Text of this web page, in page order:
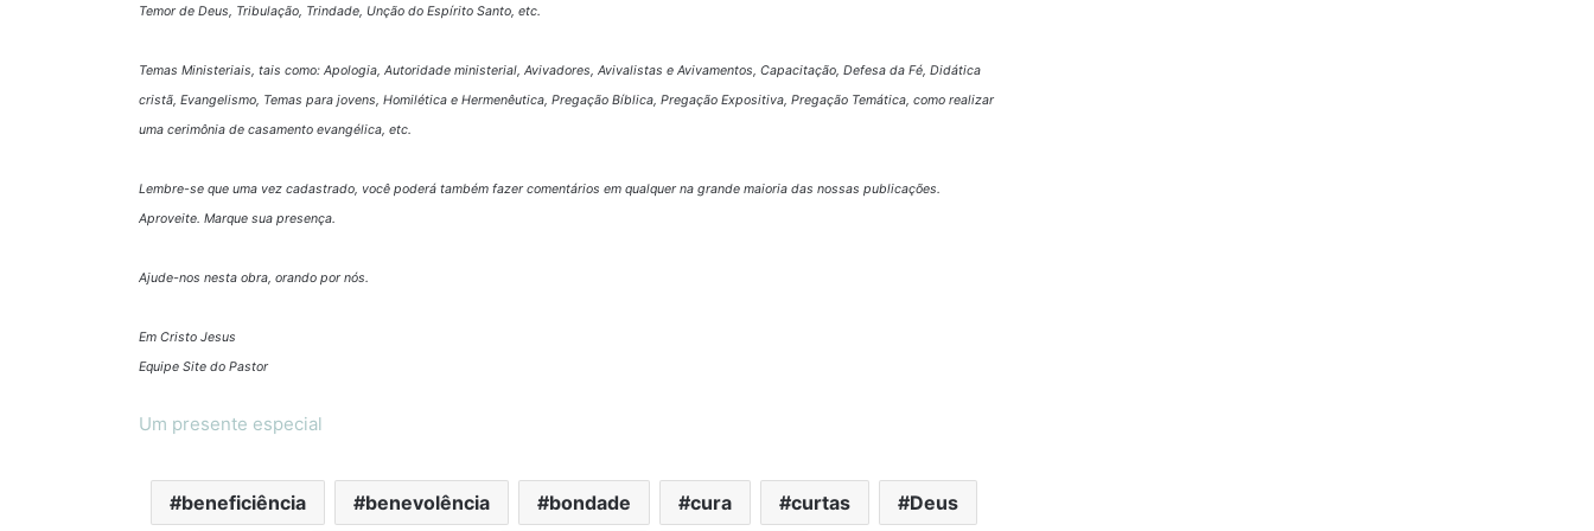
Temor de Deus, Tribulação, Trindade, Unção do Espírito Santo, etc.
Temas Ministeriais, tais como: Apologia, Autoridade ministerial, Avivadores, Avivalistas e Avivamentos, Capacitação, Defesa da Fé, Didática
cristã, Evangelismo, Temas para jovens, Homilética e Hermenêutica, Pregação Bíblica, Pregação Expositiva, Pregação Temática, como realizar
uma cerimônia de casamento evangélica, etc.
Lembre-se que uma vez cadastrado, você poderá também fazer comentários em qualquer na grande maioria das nossas publicações.
Aproveite. Marque sua presença.
Ajude-nos nesta obra, orando por nós.
Em Cristo Jesus
Equipe Site do Pastor
Um presente especial
beneficiência benevolência bondade cura curtas Deus